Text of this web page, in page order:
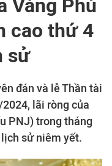
Vàng Phú
cao thứ 4
sử
đán và lễ Thần tài
lãi ròng của
PNJ) trong tháng
sử niêm yết.